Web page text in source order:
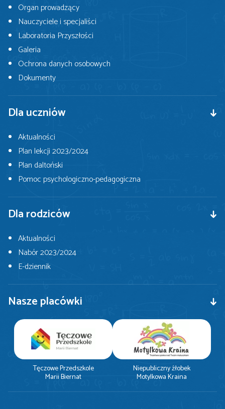
Organ prowadzący
Nauczyciele i specjaliści
Laboratoria Przyszłości
Galeria
Ochrona danych osobowych
Dokumenty
Dla uczniów
Aktualności
Plan lekcji 2023/2024
Plan daltoński
Pomoc psychologiczno-pedagogiczna
Dla rodziców
Aktualności
Nabór 2023/2024
E-dziennik
Nasze placówki
Tęczowe Przedszkole
Marii Biernat
Niepubliczny żłobek
Motylkowa Kraina